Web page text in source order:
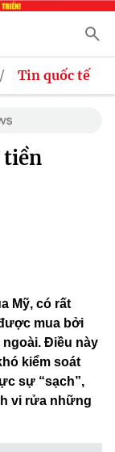
/ Tin quốc tế
tiền
Mỹ, có rất
mua bởi
Điều này
kiểm soát
sự “sạch”,
vi rửa những